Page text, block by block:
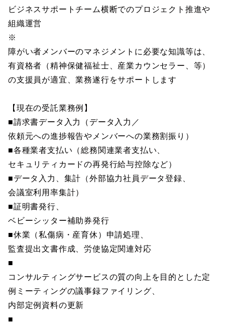
ビジネスサポートチーム横断でのプロジェクト推進や
組織運営
※
障がい者メンバーのマネジメントに必要な知識等は、
有資格者（精神保健福祉士、産業カウンセラー、等）
の支援員が適宜、業務遂行をサポートします
【現在の受託業務例】
■請求書データ入力（データ入力／
依頼元への進捗報告やメンバーへの業務割振り）
■各種業者支払い（総務関連業者支払い、
セキュリティカードの再発行給与控除など）
■データ入力、集計（外部協力社員データ登録、
会議室利用率集計）
■証明書発行、
ベビーシッター補助券発行
■休業（私傷病・産育休）申請処理、
監査提出文書作成、労使協定関連対応
■
コンサルティングサービスの質の向上を目的とした定
例ミーティングの議事録ファイリング、
内部定例資料の更新
■